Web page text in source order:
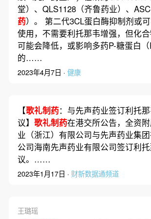
堂）、QLS1128（齐鲁药业）、
药）。 第二代3CL蛋白酶抑制剂或
使用，不需要利托那韦增强，但化
可能会降低，或影响多药P-糖蛋白
的……
2023年4月7日 · 健康
【歌礼制药：与先声药业签订利托
议】 歌礼制药在港交所公告，全资
业（浙江）有限公司与先声药业集
公司海南先声药业有限公司签订利
议。……
2023年1月17日 · 财新数据通频道
王璐瑶